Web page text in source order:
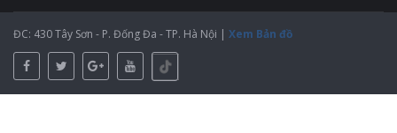
ĐC: 430 Tây Sơn - P. Đống Đa - TP. Hà Nội | Xem Bản đồ